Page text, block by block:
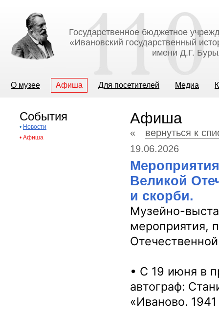
Государственное бюджетное
«Ивановский государственный
имени Д.Г.
О музее Афиша Для посетителей Медиа
События
• Новости
• Афиша
Афиша
« вернуться к
19.06.2026
Великой
и скорби.
Музейно-
мероприятия,
• С 19 июня в
автограф:
«Иваново.